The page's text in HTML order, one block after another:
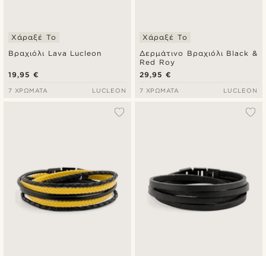
Βραχιόλι Lava Lucleon
Χάραξέ Το
19,95 €
7 ΧΡΏΜΑΤΑ LUCLEON
Δερμάτινο Βραχιόλι Black &
Red Roy
Χάραξέ Το
29,95 €
7 ΧΡΏΜΑΤΑ LUCLEON